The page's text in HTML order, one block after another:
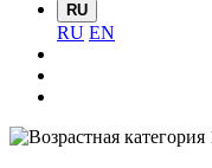
RU
RU EN